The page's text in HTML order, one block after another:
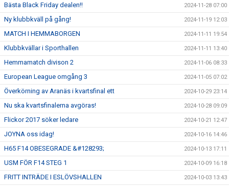
Bästa Black Friday dealen!! 2024-11-28 07:00
Ny klubbkväll på gång! 2024-11-19 12:03
MATCH I HEMMABORGEN 2024-11-11 19:54
Klubbkvällar i Sporthallen 2024-11-11 13:40
Hemmamatch divison 2 2024-11-06 08:33
European League omgång 3 2024-11-05 07:02
Överkörning av Aranäs i kvartsfinal ett 2024-10-29 23:14
Nu ska kvartsfinalerna avgöras! 2024-10-28 09:09
Flickor 2017 söker ledare 2024-10-21 12:47
JOYNA oss idag! 2024-10-16 14:46
H65 F14 OBESEGRADE &#128293; 2024-10-13 17:11
USM FÖR F14 STEG 1 2024-10-09 16:18
FRITT INTRÄDE I ESLÖVSHALLEN 2024-10-03 13:43